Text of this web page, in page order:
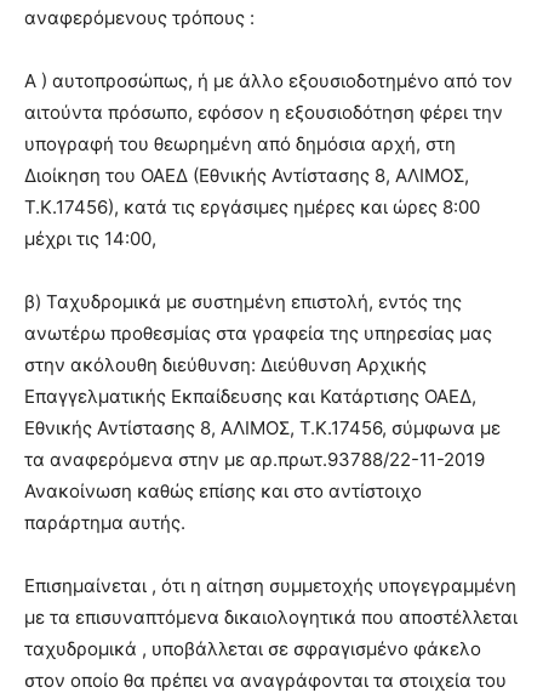
αναφερόμενους τρόπους :
Α ) αυτοπροσώπως, ή με άλλο εξουσιοδοτημένο από τον
αιτούντα πρόσωπο, εφόσον η εξουσιοδότηση φέρει την
υπογραφή του θεωρημένη από δημόσια αρχή, στη
Διοίκηση του ΟΑΕΔ (Εθνικής Αντίστασης 8, ΑΛΙΜΟΣ,
Τ.Κ.17456), κατά τις εργάσιμες ημέρες και ώρες 8:00
μέχρι τις 14:00,
β) Ταχυδρομικά με συστημένη επιστολή, εντός της
ανωτέρω προθεσμίας στα γραφεία της υπηρεσίας μας
στην ακόλουθη διεύθυνση: Διεύθυνση Αρχικής
Επαγγελματικής Εκπαίδευσης και Κατάρτισης ΟΑΕΔ,
Εθνικής Αντίστασης 8, ΑΛΙΜΟΣ, Τ.Κ.17456, σύμφωνα με
τα αναφερόμενα στην με αρ.πρωτ.93788/22-11-2019
Ανακοίνωση καθώς επίσης και στο αντίστοιχο
παράρτημα αυτής.
Επισημαίνεται , ότι η αίτηση συμμετοχής υπογεγραμμένη
με τα επισυναπτόμενα δικαιολογητικά που αποστέλλεται
ταχυδρομικά , υποβάλλεται σε σφραγισμένο φάκελο
στον οποίο θα πρέπει να αναγράφονται τα στοιχεία του